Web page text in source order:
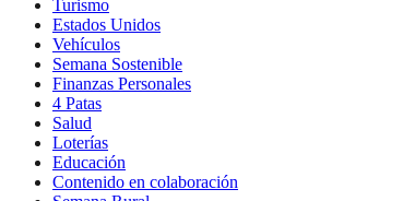
Turismo
Estados Unidos
Vehículos
Semana Sostenible
Finanzas Personales
4 Patas
Salud
Loterías
Educación
Contenido en colaboración